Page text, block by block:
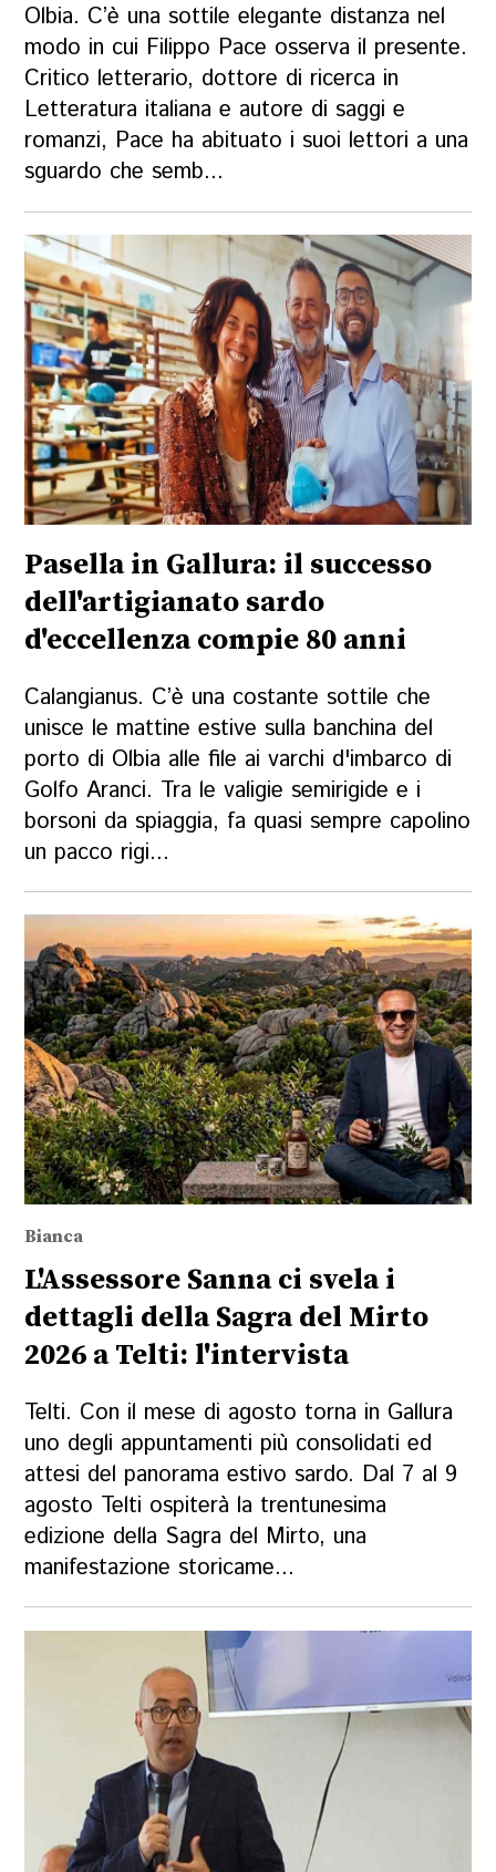
Olbia. C’è una sottile elegante distanza nel
modo in cui Filippo Pace osserva il presente.
Critico letterario, dottore di ricerca in
Letteratura italiana e autore di saggi e
romanzi, Pace ha abituato i suoi lettori a una
sguardo che semb...
Pasella in Gallura: il successo
dell'artigianato sardo
d'eccellenza compie 80 anni
Calangianus. C’è una costante sottile che
unisce le mattine estive sulla banchina del
porto di Olbia alle file ai varchi d'imbarco di
Golfo Aranci. Tra le valigie semirigide e i
borsoni da spiaggia, fa quasi sempre capolino
un pacco rigi...
Bianca
L'Assessore Sanna ci svela i
dettagli della Sagra del Mirto
2026 a Telti: l'intervista
Telti. Con il mese di agosto torna in Gallura
uno degli appuntamenti più consolidati ed
attesi del panorama estivo sardo. Dal 7 al 9
agosto Telti ospiterà la trentunesima
edizione della Sagra del Mirto, una
manifestazione storicame...